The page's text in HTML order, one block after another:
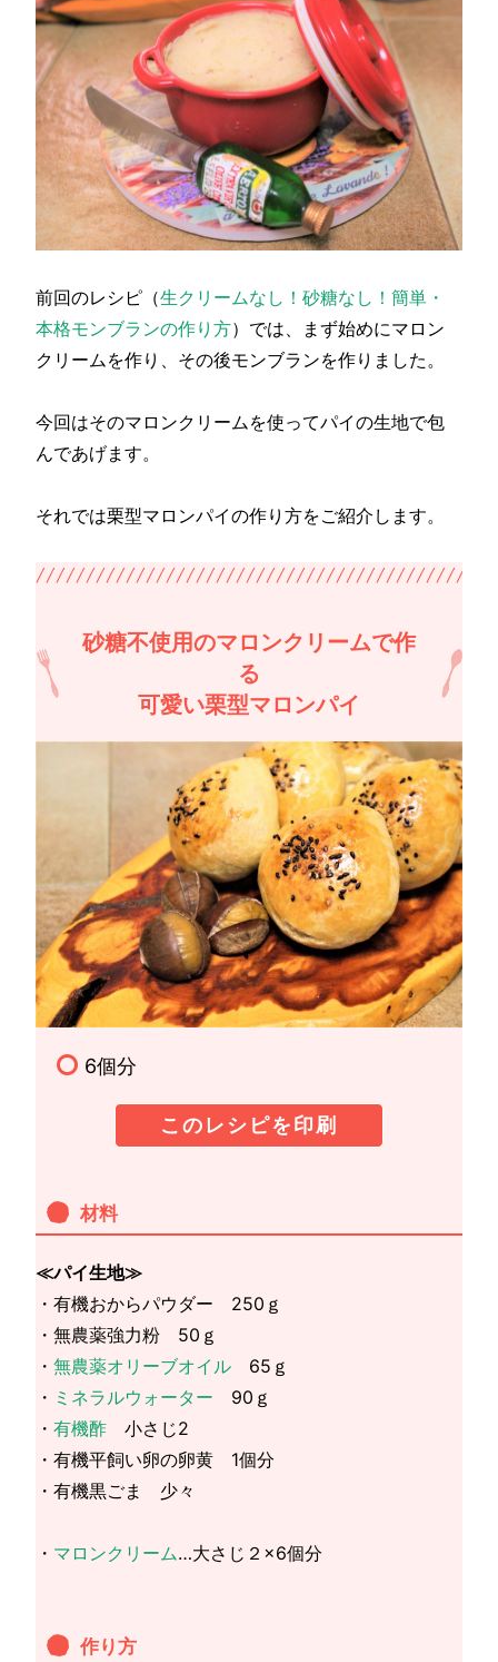
前回のレシピ（生クリームなし！砂糖なし！簡単・
本格モンブランの作り方）では、まず始めにマロン
クリームを作り、その後モンブランを作りました。
今回はそのマロンクリームを使ってパイの生地で包
んであげます。
それでは栗型マロンパイの作り方をご紹介します。
砂糖不使用のマロンクリームで作
る
可愛い栗型マロンパイ
6個分
このレシピを印刷
材料
≪パイ生地≫
・有機おからパウダー 250ｇ
・無農薬強力粉 50ｇ
・無農薬オリーブオイル 65ｇ
・ ミネラルウォーター 90ｇ
・有機酢 小さじ2
・有機平飼い卵の卵黄 1個分
・有機黒ごま 少々
・ マロンクリーム…大さじ２×6個分
作り方